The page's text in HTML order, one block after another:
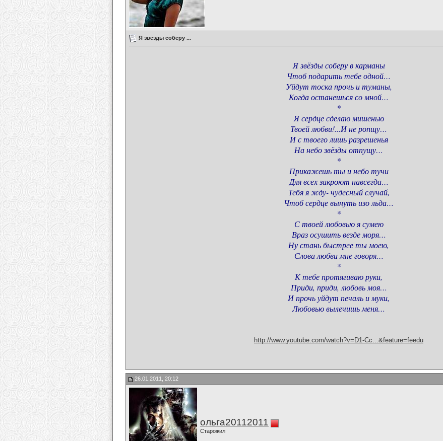
Я звёзды соберу ...
Я звёзды соберу в карманы
Чтоб подарить тебе одной…
Уйдут тоска прочь и туманы,
Когда останешься со мной…
*
Я сердце сделаю мишенью
Твоей любви!...И не ропщу…
И с твоего лишь разрешенья
На небо звёзды отпущу…
*
Прикажешь ты и небо тучи
Для всех закроют навсегда…
Тебя я жду- чудесный случай,
Чтоб сердце вынуть изо льда…
*
С твоей любовью я сумею
Враз осушить везде моря…
Ну стань быстрее ты моею,
Слова любви мне говоря…
*
К тебе протягиваю руки,
Приди, приди, любовь моя…
И прочь уйдут печаль и муки,
Любовью вылечишь меня…
http://www.youtube.com/watch?v=D1-Cc...&feature=feedu
26.01.2011, 20:12
ольга20112011
Старожил